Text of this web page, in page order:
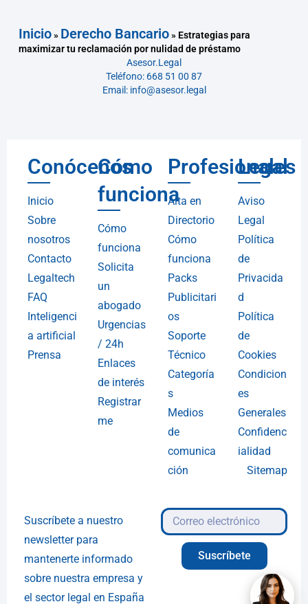
Inicio» Derecho Bancario» Estrategias para
maximizar tu reclamación por nulidad de préstamo
Asesor.Legal
Teléfono: 668 51 00 87
Email: info@asesor.legal
Conócenos
Inicio
Sobre
nosotros
Contacto
Legaltech
FAQ
Inteligenci
a artificial
Prensa
Cómo
funciona
Cómo
funciona
Solicita
un
abogado
Urgencias
/ 24h
Enlaces
de interés
Registrar
me
Profesionales
Alta en
Directorio
Cómo
funciona
Packs
Publicitari
os
Soporte
Técnico
Categoría
s
Medios
de
comunica
ción
Legal
Aviso
Legal
Política
de
Privacida
d
Política
de
Cookies
Condicion
es
Generales
Confidenc
ialidad
Sitemap
Suscríbete a nuestro
newsletter para
mantenerte informado
sobre nuestra empresa y
el sector legal en España
Suscríbete